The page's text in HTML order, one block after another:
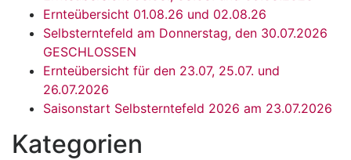
Ernteübersicht 01.08.26 und 02.08.26
Selbsterntefeld am Donnerstag, den 30.07.2026
GESCHLOSSEN
Ernteübersicht für den 23.07, 25.07. und
26.07.2026
Saisonstart Selbsterntefeld 2026 am 23.07.2026
Kategorien